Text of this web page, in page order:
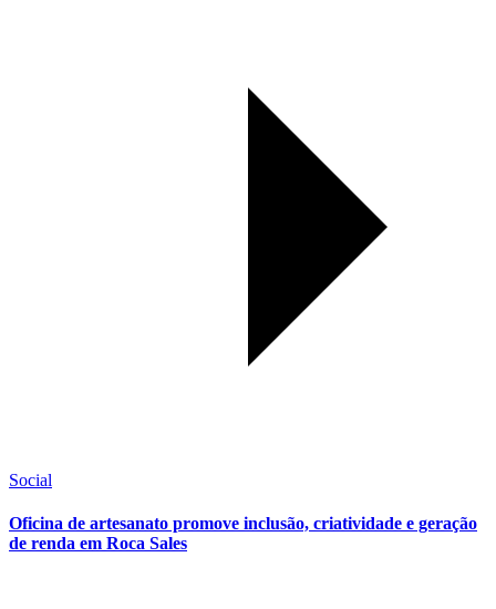
Social
Oficina de artesanato promove inclusão, criatividade e geração
de renda em Roca Sales